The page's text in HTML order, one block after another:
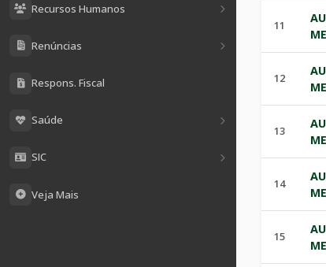
Recursos Humanos
Renúncias
Respons. Fiscal
Saúde
SIC
Veja Mais
11
12
13
14
15